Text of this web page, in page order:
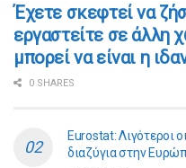
​​Έχετε σκεφτεί να
εργαστείτε σε άλλη
μπορεί να είναι η
0 SHARES
Eurostat: Λιγότεροι
διαζύγια στην